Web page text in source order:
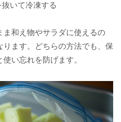
いて冷凍する
和え物やサラダに使えるの
ます。どちらの方法でも、保
い忘れを防げます。